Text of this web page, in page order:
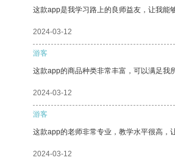
这款app是我学习路上的良师益友，让我能
2024-03-12
游客
这款app的商品种类非常丰富，可以满足我
2024-03-12
游客
这款app的老师非常专业，教学水平很高，
2024-03-12